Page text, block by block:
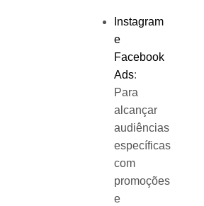
Instagram
e
Facebook
Ads:
Para
alcançar
audiências
específicas
com
promoções
e